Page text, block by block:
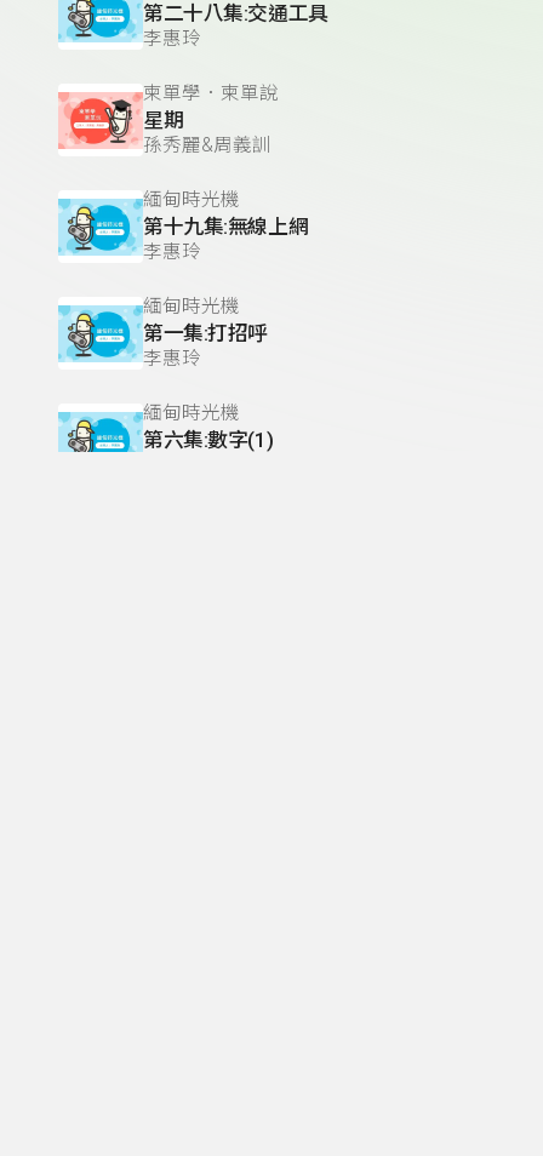
第二十八集:交通工具
李惠玲
柬單學．柬單說
星期
孫秀麗&周義訓
緬甸時光機
第十九集:無線上網
李惠玲
緬甸時光機
第一集:打招呼
李惠玲
緬甸時光機
第六集:數字(1)